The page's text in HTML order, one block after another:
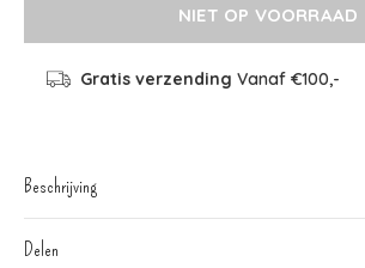
NIET OP VOORRAAD
Gratis verzending Vanaf €100,-
Beschrijving
Delen